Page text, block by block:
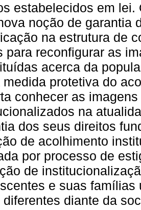
estabelecidos em lei.
noção de garantia
na estrutura de
para reconfigurar as
acerca da
medida protetiva do
conhecer as
na
dos seus direitos
de acolhimento
por processo de
de
e suas
diferentes diante da